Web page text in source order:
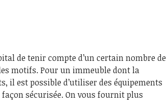
de tenir compte d’un certain nombre de
motifs. Pour un immeuble dont la
il est possible d’utiliser des équipements
sécurisée. On vous fournit plus